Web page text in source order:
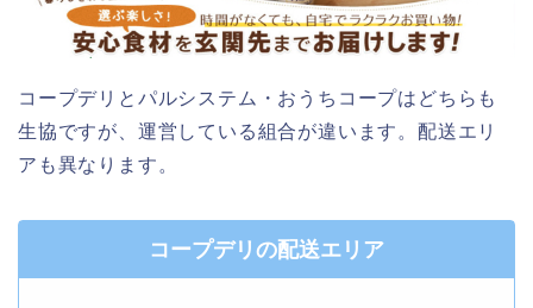
コープデリとパルシステム・おうちコープはどちらも
生協ですが、運営している組合が違います。配送エリ
アも異なります。
コープデリの配送エリア